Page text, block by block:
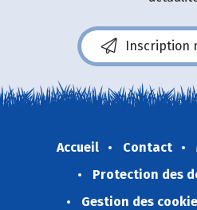
Inscription
Accueil Contact
Protection des
Gestion des